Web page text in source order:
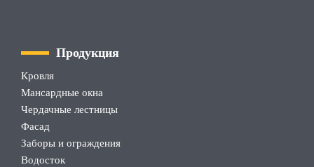
Продукция
Кровля
Мансардные окна
Чердачные лестницы
Фасад
Заборы и ограждения
Водосток